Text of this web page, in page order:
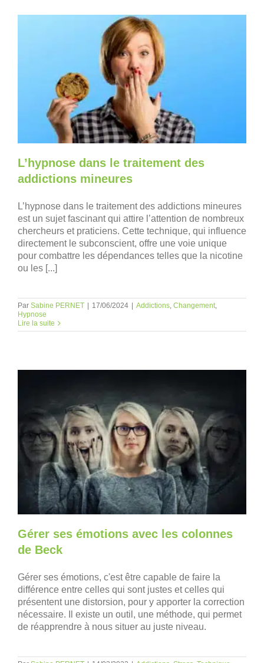
L’hypnose dans le traitement des
addictions mineures
L’hypnose dans le traitement des addictions mineures
est un sujet fascinant qui attire l’attention de nombreux
chercheurs et praticiens. Cette technique, qui influence
directement le subconscient, offre une voie unique
pour combattre les dépendances telles que la nicotine
ou les [...]
Par Sabine PERNET 17/06/2024 Addictions, Changement,
Hypnose
Lire la suite
Gérer ses émotions avec les colonnes
de Beck
Gérer ses émotions, c'est être capable de faire la
différence entre celles qui sont justes et celles qui
présentent une distorsion, pour y apporter la correction
nécessaire. Il existe un outil, une méthode, qui permet
de réapprendre à nous situer au juste niveau.